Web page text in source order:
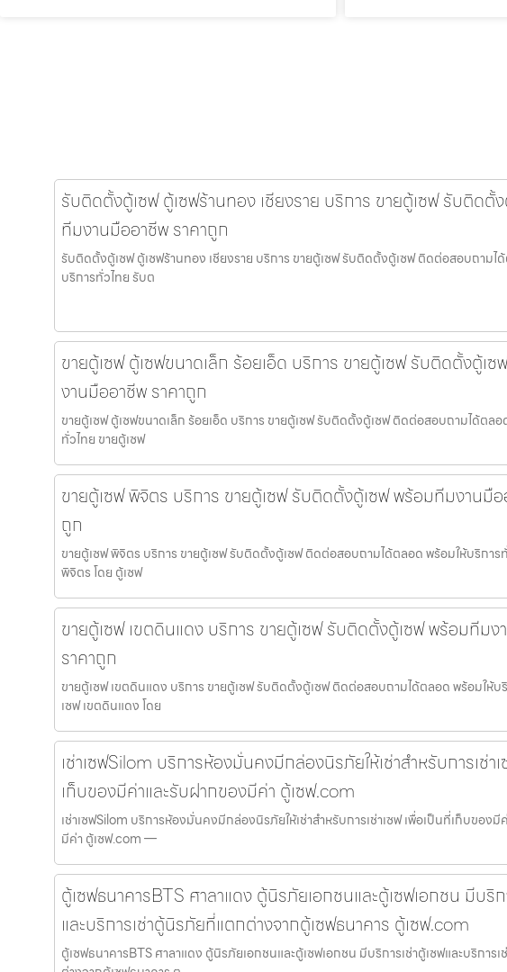
รับติดตั้งตู้เซฟ ตู้เซฟร้านทอง เชียงราย บริการ ขายตู้เซฟ รับติดตั้
ทีมงานมืออาชีพ ราคาถูก
รับติดตั้งตู้เซฟ ตู้เซฟร้านทอง เชียงราย บริการ ขายตู้เซฟ รับติดตั้งตู้เซฟ ติดต่อสอบถามไ
บริการทั่วไทย รับต
ขายตู้เซฟ ตู้เซฟขนาดเล็ก ร้อยเอ็ด บริการ ขายตู้เซฟ รับติดตั้งตู้เ
งานมืออาชีพ ราคาถูก
ขายตู้เซฟ ตู้เซฟขนาดเล็ก ร้อยเอ็ด บริการ ขายตู้เซฟ รับติดตั้งตู้เซฟ ติดต่อสอบถามได้ตลอ
ทั่วไทย ขายตู้เซฟ
ขายตู้เซฟ พิจิตร บริการ ขายตู้เซฟ รับติดตั้งตู้เซฟ พร้อมทีมงานมือ
ถูก
ขายตู้เซฟ พิจิตร บริการ ขายตู้เซฟ รับติดตั้งตู้เซฟ ติดต่อสอบถามได้ตลอด พร้อมให้บริการ
พิจิตร โดย ตู้เซฟ
ขายตู้เซฟ เขตดินแดง บริการ ขายตู้เซฟ รับติดตั้งตู้เซฟ พร้อมทีม
ราคาถูก
ขายตู้เซฟ เขตดินแดง บริการ ขายตู้เซฟ รับติดตั้งตู้เซฟ ติดต่อสอบถามได้ตลอด พร้อมให้บ
เซฟ เขตดินแดง โดย
เช่าเซฟSilom บริการห้องมั่นคงมีกล่องนิรภัยให้เช่าสำหรับการเช่า
เก็บของมีค่าและรับฝากของมีค่า ตู้เซฟ.com
เช่าเซฟSilom บริการห้องมั่นคงมีกล่องนิรภัยให้เช่าสำหรับการเช่าเซฟ เพื่อเป็นที่เก็บของมี
มีค่า ตู้เซฟ.com —
ตู้เซฟธนาคารBTS ศาลาแดง ตู้นิรภัยเอกชนและตู้เซฟเอกชน มีบริก
และบริการเช่าตู้นิรภัยที่แตกต่างจากตู้เซฟธนาคาร ตู้เซฟ.com
ตู้เซฟธนาคารBTS ศาลาแดง ตู้นิรภัยเอกชนและตู้เซฟเอกชน มีบริการเช่าตู้เซฟและบริการ